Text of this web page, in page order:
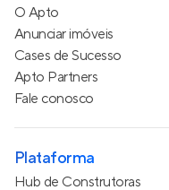
O Apto
Anunciar imóveis
Cases de Sucesso
Apto Partners
Fale conosco
Plataforma
Hub de Construtoras